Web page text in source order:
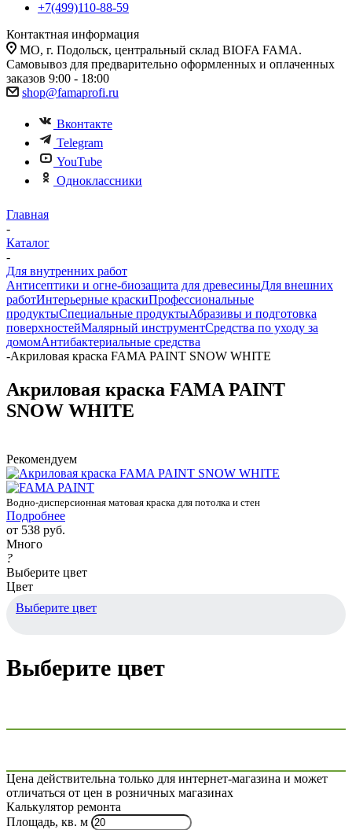
+7(499)110-88-59
Контактная информация
МО, г. Подольск, центральный склад BIOFA FAMA.
Самовывоз для предварительно оформленных и оплаченных
заказов 9:00 - 18:00
shop@famaprofi.ru
Вконтакте
Telegram
YouTube
Одноклассники
Главная
-
Каталог
-
Для внутренних работ
Антисептики и огне-биозащита для древесиныДля внешних
работИнтерьерные краскиПрофессиональные
продуктыСпециальные продуктыАбразивы и подготовка
поверхностейМалярный инструментСредства по уходу за
домомАнтибактериальные средства
-Акриловая краска FAMA PAINT SNOW WHITE
Акриловая краска FAMA PAINT
SNOW WHITE
Рекомендуем
Водно-дисперсионная матовая краска для потолка и стен
Подробнее
от 538 руб.
Много
?
Выберите цвет
Цвет
Выберите цвет
Выберите цвет
Цена действительна только для интернет-магазина и может
отличаться от цен в розничных магазинах
Калькулятор ремонта
Площадь, кв. м